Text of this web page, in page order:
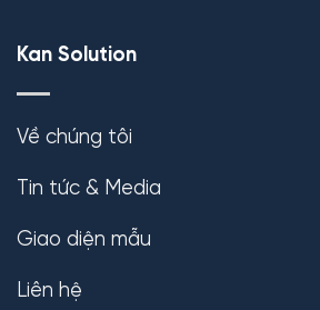
Kan Solution
Về chúng tôi
Tin tức & Media
Giao diện mẫu
Liên hệ